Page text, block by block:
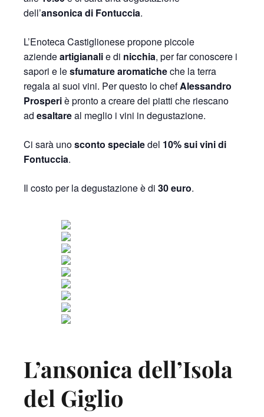
dell’ansonica di Fontuccia.
L’Enoteca Castiglionese propone piccole
aziendeartigianalie di nicchia, per far conoscere i
sapori e lesfumature aromaticheche la terra
regala ai suoi vini. Per questo lo chefAlessandro
Prosperiè pronto a creare dei piatti che riescano
ad esaltareal meglio i vini in degustazione.
Ci sarà unosconto specialedel 10% sui vini di
Fontuccia.
Il costo per la degustazione è di 30 euro.
L’ansonica dell’Isola
del Giglio